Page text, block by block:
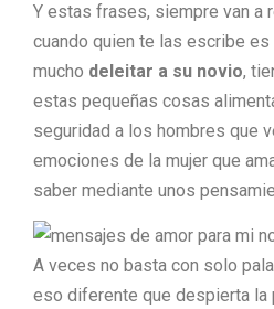
Y estas frases, siempre van a
cuando quien te las escribe
mucho deleitar a su novio,
estas pequeñas cosas
seguridad a los hombres que
emociones de la mujer que
saber mediante unos
A veces no basta con solo
eso diferente que despierta la